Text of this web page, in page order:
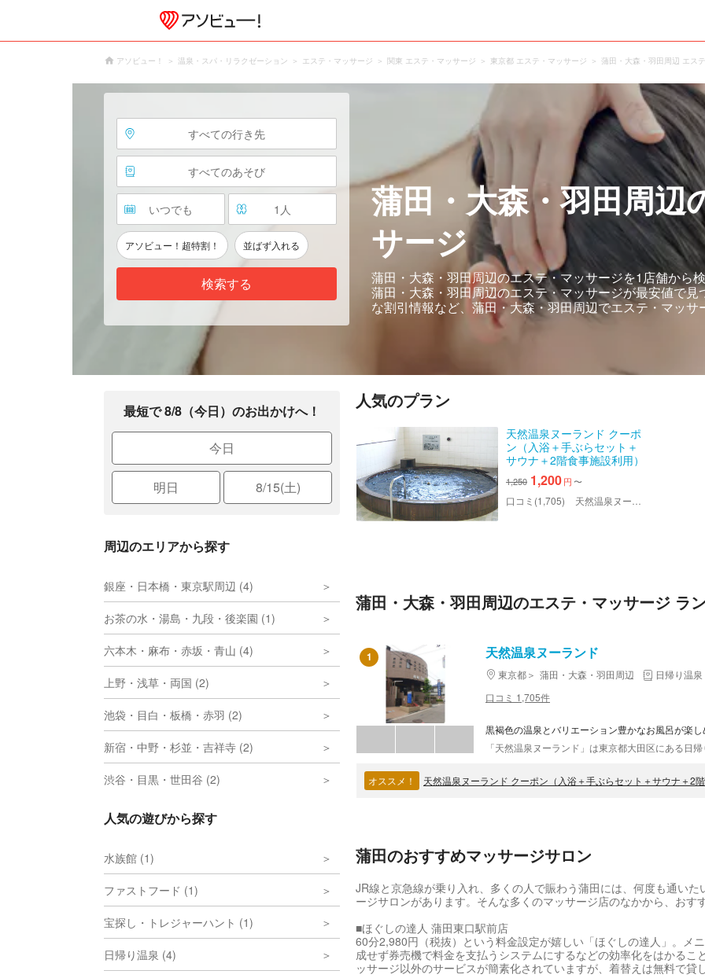
アソビュー！ 温泉・スパ・リラクゼーション エステ・マッサージ 関東 エステ・マッサージ 東京都 エステ・マッサージ 蒲田・大森・羽田周辺 エス
すべての行き先
すべてのあそび
いつでも 1 人
アソビュー！超特割！ 並ばず入れる
検索する
蒲田・大森・羽田周辺
サージ
蒲田・大森・羽田周辺のエステ・マッサージを1店舗から
蒲田・大森・羽田周辺のエステ・マッサージが最安値で
な割引情報など、蒲田・大森・羽田周辺でエステ・マッ
最短で 8/8（今日）のお出かけへ！
今日
明日 8/15(土)
周辺のエリアから探す
銀座・日本橋・東京駅周辺 (4)
お茶の水・湯島・九段・後楽園 (1)
六本木・麻布・赤坂・青山 (4)
上野・浅草・両国 (2)
池袋・目白・板橋・赤羽 (2)
新宿・中野・杉並・吉祥寺 (2)
渋谷・目黒・世田谷 (2)
人気の遊びから探す
水族館 (1)
ファストフード (1)
宝探し・トレジャーハント (1)
日帰り温泉 (4)
人気のプラン
天然温泉ヌーランド クーポ
ン（入浴＋手ぶらセット＋
サウナ＋2階食事施設利用）
1,250 1,200円 〜
口コミ(1,705) 天然温泉ヌーランド
蒲田・大森・羽田周辺のエステ・マッサージ ラ
1 天然温泉ヌーランド
東京都 蒲田・大森・羽田周辺
日帰り温泉
口コミ 1,705件
黒褐色の温泉とバリエーション豊かなお風呂が楽
オススメ！ 天然温泉ヌーランド クーポン（入浴＋手ぶらセット＋サウナ＋2
蒲田のおすすめマッサージサロン
JR線と京急線が乗り入れ、多くの人で賑わう蒲田には、何度も通い
ージサロンがあります。そんな多くのマッサージ店のなかから、おす
■ほぐしの達人 蒲田東口駅前店
60分2,980円（税抜）という料金設定が嬉しい「ほぐしの達人」。メ
成せず券売機で料金を支払うシステムにするなどの効率化をはかる
ッサージ以外のサービスが簡素化されていますが、着替えは無料で貸